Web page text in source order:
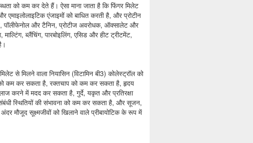
को कम कर देते हैं। ऐसा माना जाता है कि फिंगर मिलेट
एंजाइमों को बाधित करती है, और प्रोटीन
पॉलीफेनोल और टैनिन, प्रोटीज अवरोधक, ऑक्सालेट और
ब्लैंचिंग, पारबोइलिंग, एसिड और हीट ट्रीटमेंट,
से मिलने वाला नियासिन (विटामिन बी3) कोलेस्ट्रॉल को
कम कर सकता है, रक्तचाप को कम कर सकता है, हृदय
करने में मदद कर सकता है, गुर्दे, यकृत और प्रतिरक्षा
स्थितियों की संभावना को कम कर सकता है, और सूजन,
सूक्ष्मजीवों को खिलाने वाले प्रीबायोटिक के रूप में